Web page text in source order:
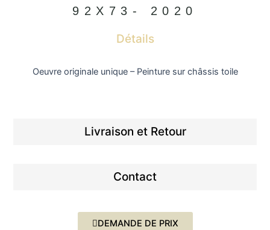
92X73- 2020
Détails
Livraison et Retour
Contact
Oeuvre originale unique – Peinture sur châssis toile
DEMANDE DE PRIX